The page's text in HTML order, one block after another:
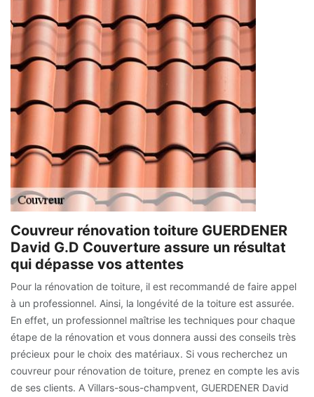
Couvreur rénovation toiture GUERDENER
David G.D Couverture assure un résultat
qui dépasse vos attentes
Pour la rénovation de toiture, il est recommandé de faire appel
à un professionnel. Ainsi, la longévité de la toiture est assurée.
En effet, un professionnel maîtrise les techniques pour chaque
étape de la rénovation et vous donnera aussi des conseils très
précieux pour le choix des matériaux. Si vous recherchez un
couvreur pour rénovation de toiture, prenez en compte les avis
de ses clients. A Villars-sous-champvent, GUERDENER David